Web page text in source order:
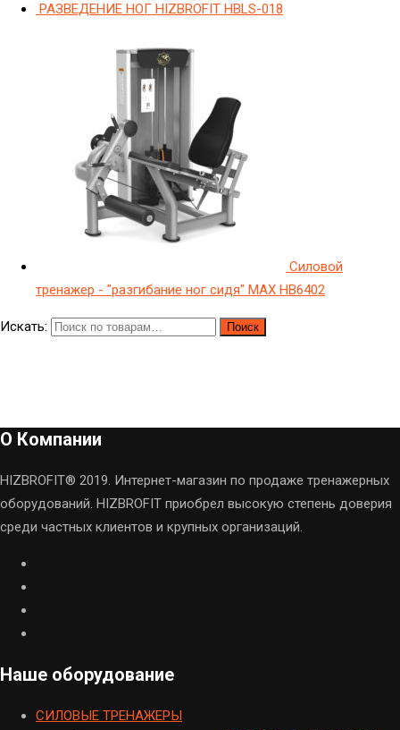
РАЗВЕДЕНИЕ НОГ HIZBROFIT HBLS-018
Силовой
тренажер - "разгибание ног сидя" МAX HB6402
Искать: Поиск
О Компании
HIZBROFIT® 2019. Интернет-магазин по продаже тренажерных
оборудований. HIZBROFIT приобрел высокую степень доверия
среди частных клиентов и крупных организаций.
Наше оборудование
CИЛОВЫЕ ТРЕНАЖЕРЫ